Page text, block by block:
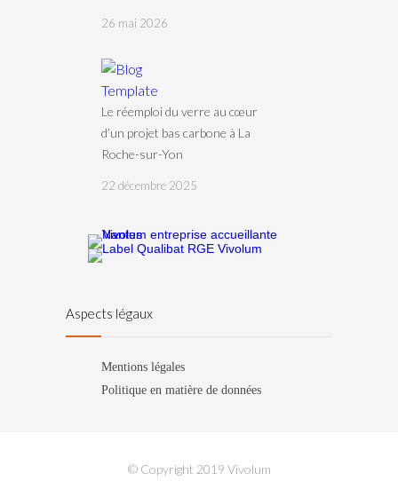
26 mai 2026
Le réemploi du verre au cœur
d’un projet bas carbone à La
Roche-sur-Yon
22 décembre 2025
Aspects légaux
Mentions légales
Politique en matière de données
© Copyright 2019 Vivolum